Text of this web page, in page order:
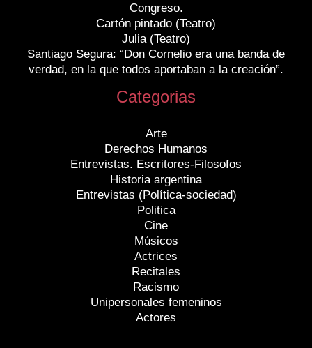
Congreso.
Cartón pintado (Teatro)
Julia (Teatro)
Santiago Segura: “Don Cornelio era una banda de
verdad, en la que todos aportaban a la creación”.
Categorias
Arte
Derechos Humanos
Entrevistas. Escritores-Filosofos
Historia argentina
Entrevistas (Política-sociedad)
Politica
Cine
Músicos
Actrices
Recitales
Racismo
Unipersonales femeninos
Actores